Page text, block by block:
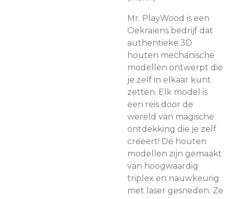
Mr. PlayWood is een
Oekraïens bedrijf dat
authentieke 3D
houten mechanische
modellen ontwerpt die
je zelf in elkaar kunt
zetten. Elk model is
een reis door de
wereld van magische
ontdekking die je zelf
creëert! De houten
modellen zijn gemaakt
van hoogwaardig
triplex en nauwkeurig
met laser gesneden. Ze